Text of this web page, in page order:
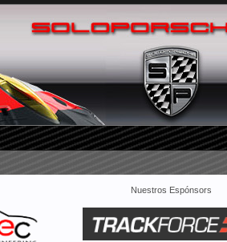
Nuestros Espónsors